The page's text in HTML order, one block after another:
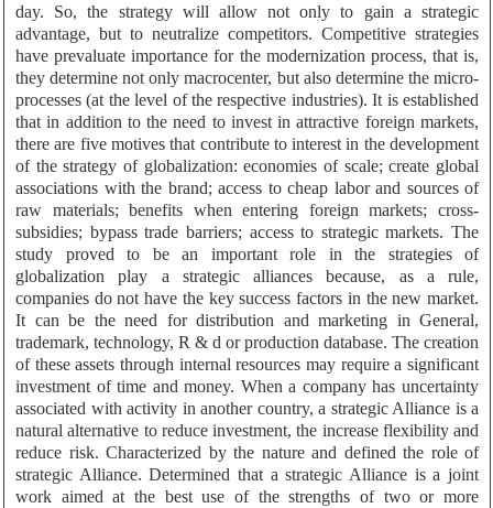
day. So, the strategy will allow not only to gain a strategic
advantage, but to neutralize competitors. Competitive strategies
have prevaluate importance for the modernization process, that is,
they determine not only macrocenter, but also determine the micro-
processes (at the level of the respective industries). It is established
that in addition to the need to invest in attractive foreign markets,
there are five motives that contribute to interest in the development
of the strategy of globalization: economies of scale; create global
associations with the brand; access to cheap labor and sources of
raw materials; benefits when entering foreign markets; cross-
subsidies; bypass trade barriers; access to strategic markets. The
study proved to be an important role in the strategies of
globalization play a strategic alliances because, as a rule,
companies do not have the key success factors in the new market.
It can be the need for distribution and marketing in General,
trademark, technology, R & d or production database. The creation
of these assets through internal resources may require a significant
investment of time and money. When a company has uncertainty
associated with activity in another country, a strategic Alliance is a
natural alternative to reduce investment, the increase flexibility and
reduce risk. Characterized by the nature and defined the role of
strategic Alliance. Determined that a strategic Alliance is a joint
work aimed at the best use of the strengths of two or more